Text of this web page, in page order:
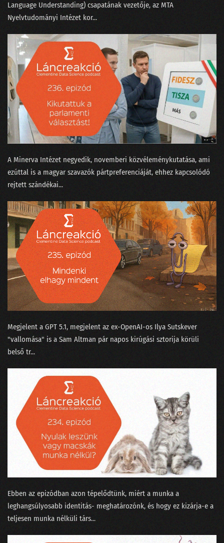
Language Understanding) csapatának vezetője, az MTA
Nyelvtudományi Intézet kor...
A Minerva Intézet negyedik, novemberi közvéleménykutatása, ami
ezúttal is a magyar szavazók pártpreferenciáját, ehhez kapcsolódó
rejtett szándékai...
Megjelent a GPT 5.1⁠, megjelent az ex-OpenAI-os ⁠Ilya Sutskever
"vallomása"⁠ is a Sam Altman pár napos kirúgási sztorija körüli
belső tr...
Ebben az epizódban azon tépelődtünk, miért a munka a
leghangsúlyosabb identitás- meghatározónk, és hogy ez kizárja-e a
teljesen munka nélküli társ...